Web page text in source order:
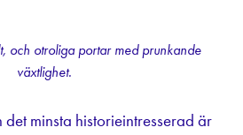
och otroliga portar med prunkande
växtlighet.
det minsta historieintresserad är